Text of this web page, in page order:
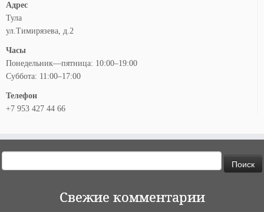
Адрес
Тула
ул.Тимирязева, д.2
Часы
Понедельник—пятница: 10:00–19:00
Суббота: 11:00–17:00
Телефон
+7 953 427 44 66
Свежие комментарии